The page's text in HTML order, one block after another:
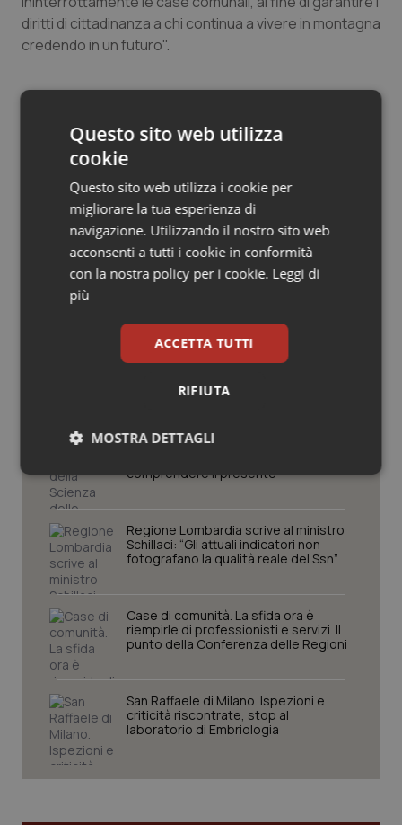
Salute orale & impianti
Tumore al seno
Tumore ovarico
Tumori del Polmone & Testa Collo
Tumori gastrointestinali
Ulcera & Reflusso
diritti di cittadinanza a chi continua a vivere in montagna
credendo in un futuro".
nascita con fattori di rischio”
05 Gennaio 2016
© Riproduzione riservata
Potrebbe interessarti in
Regioni e Asl
Settimana della Scienza dello
comprendere il presente
Regione Lombardia scrive al ministro
Schillaci: “Gli attuali indicatori non
fotografano la qualità reale del Ssn”
Case di comunità. La sfida ora è
riempirle di professionisti e servizi. Il
punto della Conferenza delle Regioni
San Raffaele di Milano. Ispezioni e
criticità riscontrate, stop al
laboratorio di Embriologia
Questo sito web utilizza
cookie
Questo sito web utilizza i cookie per
migliorare la tua esperienza di
navigazione. Utilizzando il nostro sito web
acconsenti a tutti i cookie in conformità
con la nostra policy per i cookie. Leggi di
più
ACCETTA TUTTI
RIFIUTA
MOSTRA DETTAGLI
Necessari Statistici Marketing
I cookie necessari contribuiscono a rendere fruibile il
sito web abilitandone funzionalità di base quali la
navigazione sulle pagine e l'accesso alle aree
protette del sito. Il sito web non è in grado di
funzionare correttamente senza questi cookie.
Nome
Fornitore/
VISITOR_PRIVACY_METADATA